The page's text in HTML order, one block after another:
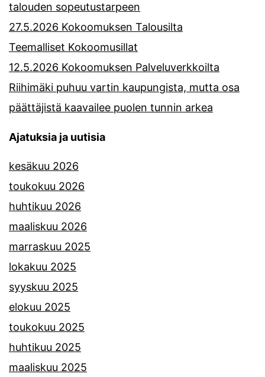
talouden sopeutustarpeen
27.5.2026 Kokoomuksen Talousilta
Teemalliset Kokoomusillat
12.5.2026 Kokoomuksen Palveluverkkoilta
Riihimäki puhuu vartin kaupungista, mutta osa
päättäjistä kaavailee puolen tunnin arkea
Ajatuksia ja uutisia
kesäkuu 2026
toukokuu 2026
huhtikuu 2026
maaliskuu 2026
marraskuu 2025
lokakuu 2025
syyskuu 2025
elokuu 2025
toukokuu 2025
huhtikuu 2025
maaliskuu 2025